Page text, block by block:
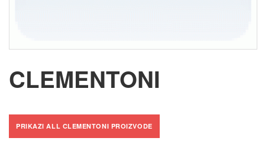
CLEMENTONI
PRIKAZI ALL CLEMENTONI PROIZVODE